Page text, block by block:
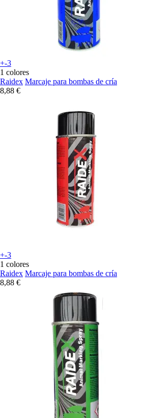
+-3
1 colores
Raidex Marcaje para bombas de cría
8,88 €
+-3
1 colores
Raidex Marcaje para bombas de cría
8,88 €